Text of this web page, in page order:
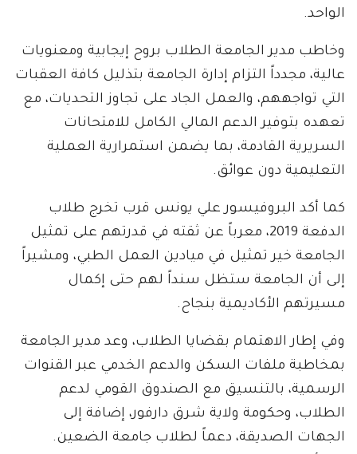
الواحد.
وخاطب مدير الجامعة الطلاب بروح إيجابية ومعنويات
عالية، مجدداً التزام إدارة الجامعة بتذليل كافة العقبات
التي تواجههم، والعمل الجاد على تجاوز التحديات، مع
تعهده بتوفير الدعم المالي الكامل للامتحانات
السريرية القادمة، بما يضمن استمرارية العملية
التعليمية دون عوائق.
كما أكد البروفيسور علي يونس قرب تخرج طلاب
الدفعة 2019، معرباً عن ثقته في قدرتهم على تمثيل
الجامعة خير تمثيل في ميادين العمل الطبي، ومشيراً
إلى أن الجامعة ستظل سنداً لهم حتى إكمال
مسيرتهم الأكاديمية بنجاح.
وفي إطار الاهتمام بقضايا الطلاب، وعد مدير الجامعة
بمخاطبة ملفات السكن والدعم الخدمي عبر القنوات
الرسمية، بالتنسيق مع الصندوق القومي لدعم
الطلاب، وحكومة ولاية شرق دارفور، إضافة إلى
الجهات الصديقة، دعماً لطلاب جامعة الضعين.